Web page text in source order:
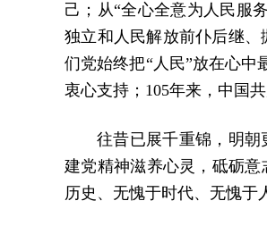
己；从“全心全意为人民服
独立和人民解放前仆后继
们党始终把“人民”放在心中
衷心支持；105年来，中国
往昔已展千重锦，明朝
建党精神滋养心灵，砥砺
历史、无愧于时代、无愧于